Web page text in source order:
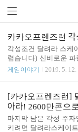
카카오프렌즈런
각성조건 달려라 스케
렵습니다) 신비로운
만콘 현재 각성 가능한
게임이야기 2019. 5.
[카카오프렌즈런] 달려
아라! 2600만콘
마지막 남은 각성 주자
키려면 달려라스케이